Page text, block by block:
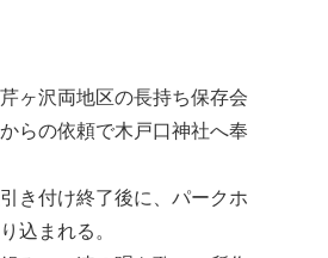
ヶ沢両地区の長持ち保存会
らの依頼で木戸口神社へ奉
き付け終了後に、パークホ
込まれる。